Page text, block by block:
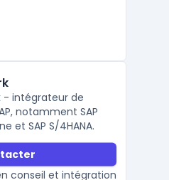
- intégrateur de
notamment SAP
et SAP S/4HANA.
conseil et intégration